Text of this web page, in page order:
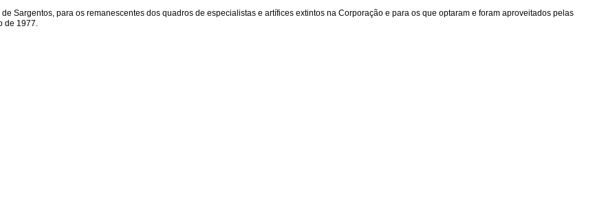
Sargentos, para os remanescentes dos quadros de especialistas e artífices extintos na Corporação e para os que optaram e foram aproveitados pelas
de 1977.